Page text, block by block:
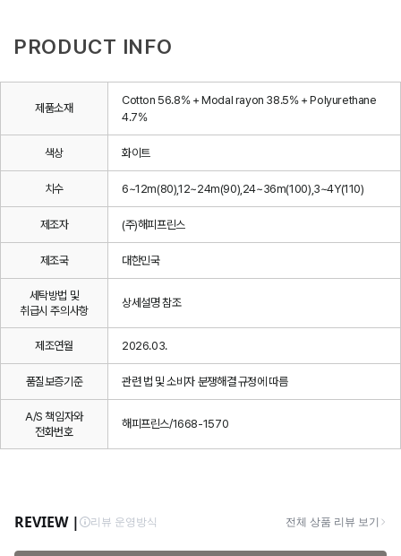
PRODUCT INFO
제품소재
Cotton 56.8% + Modal rayon 38.5% + Polyurethane
4.7%
색상 화이트
치수 6~12m(80),12~24m(90),24~36m(100),3~4Y(110)
제조자 (주)해피프린스
제조국 대한민국
세탁방법 및
취급시 주의사항
상세설명 참조
제조연월 2026.03.
품질보증기준 관련 법 및 소비자 분쟁해결 규정에 따름
A/S 책임자와
전화번호
해피프린스/1668-1570